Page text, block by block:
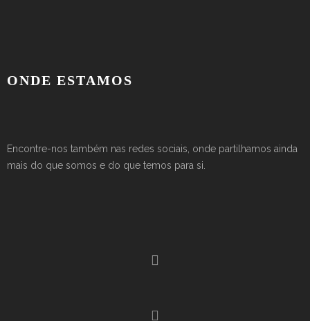
ONDE ESTAMOS
Encontre-nos também nas redes sociais, onde partilhamos ainda
mais do que somos e do que temos para si.